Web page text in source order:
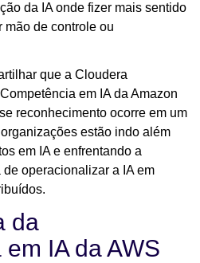
da IA onde fizer mais sentido
mão de controle ou
que a Cloudera
em IA da Amazon
reconhecimento ocorre em um
estão indo além
em IA e enfrentando a
operacionalizar a IA em
da
IA da AWS